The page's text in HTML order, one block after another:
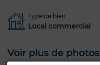
Type de bien
Local commercial
Voir plus de photos